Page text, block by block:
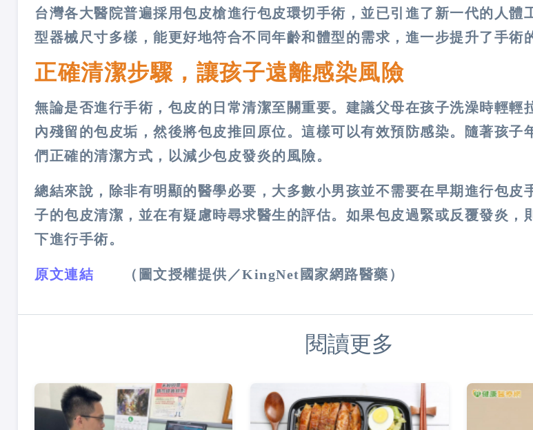
台灣各大醫院普遍採用包皮槍進行包皮環切手術，並已引進了新一代的人體
型器械尺寸多樣，能更好地符合不同年齡和體型的需求，進一步提升了手術
正確清潔步驟，讓孩子遠離感染風險
無論是否進行手術，包皮的日常清潔至關重要。建議父母在孩子洗澡時輕輕
內殘留的包皮垢，然後將包皮推回原位。這樣可以有效預防感染。隨著孩子
們正確的清潔方式，以減少包皮發炎的風險​​。
總結來說，除非有明顯的醫學必要，大多數小男孩並不需要在早期進行包皮
子的包皮清潔，並在有疑慮時尋求醫生的評估。如果包皮過緊或反覆發炎，
下進行手術。
原文連結 （圖文授權提供／KingNet國家網路醫藥）
閱讀更多